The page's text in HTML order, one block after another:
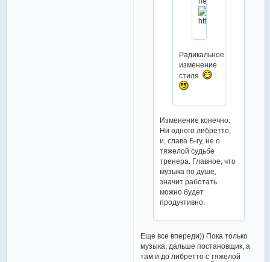
Радикальное
изменение
стиля
Изменение конечно.
Ни одного либретто,
и, слава Б-гу, не о
тяжелой судьбе
тренера. Главное, что
музыка по душе,
значит работать
можно будет
продуктивно.
Еще все впереди)) Пока только
музыка, дальше постановщик, а
там и до либретто с тяжелой